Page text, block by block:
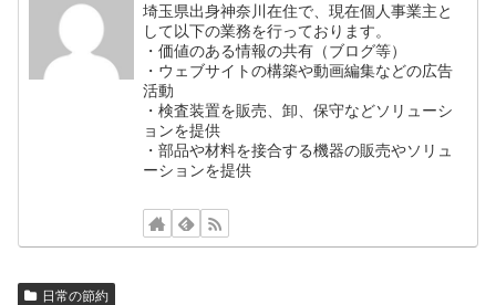
埼玉県出身神奈川在住で、現在個人事業主と
して以下の業務を行っております。
・価値のある情報の共有（ブログ等）
・ウェブサイトの構築や動画編集などの広告
活動
・検査装置を販売、卸、保守などソリューシ
ョンを提供
・部品や材料を接合する機器の販売やソリュ
ーションを提供
日常の節約